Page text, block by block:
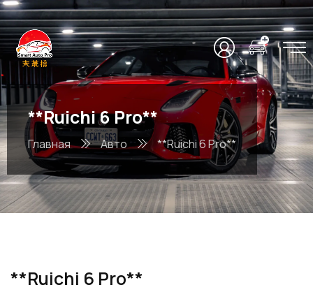
**Ruichi 6 Pro**
Главная Авто **Ruichi 6 Pro**
**Ruichi 6 Pro**